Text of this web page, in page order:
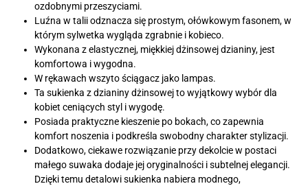
ozdobnymi przeszyciami.
Luźna w talii odznacza się prostym, ołówkowym fasonem, w
którym sylwetka wygląda zgrabnie i kobieco.
Wykonana z elastycznej, miękkiej dżinsowej dzianiny, jest
komfortowa i wygodna.
W rękawach wszyto ściągacz jako lampas.
Ta sukienka z dzianiny dżinsowej to wyjątkowy wybór dla
kobiet ceniących styl i wygodę.
Posiada praktyczne kieszenie po bokach, co zapewnia
komfort noszenia i podkreśla swobodny charakter stylizacji.
Dodatkowo, ciekawe rozwiązanie przy dekolcie w postaci
małego suwaka dodaje jej oryginalności i subtelnej elegancji.
Dzięki temu detalowi sukienka nabiera modnego,